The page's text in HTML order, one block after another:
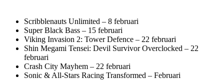
Scribblenauts Unlimited – 8 februari
Super Black Bass – 15 februari
Viking Invasion 2: Tower Defence – 22 februari
Shin Megami Tensei: Devil Survivor Overclocked – 22
februari
Crash City Mayhem – 22 februari
Sonic & All-Stars Racing Transformed – Februari